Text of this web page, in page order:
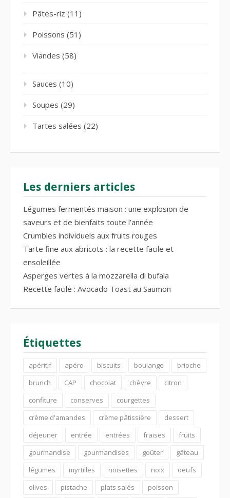
Pâtes-riz (11)
Poissons (51)
Viandes (58)
Sauces (10)
Soupes (29)
Tartes salées (22)
Les derniers articles
Légumes fermentés maison : une explosion de
saveurs et de bienfaits toute l’année
Crumbles individuels aux fruits rouges
Tarte fine aux abricots : la recette facile et
ensoleillée
Asperges vertes à la mozzarella di bufala
Recette facile : Avocado Toast au Saumon
Étiquettes
apéritif apéro biscuits boulange
brioche
brunch
CAP chocolat chèvre
citron
confiture
conserves
courgettes
crème d'amandes
crème pâtissière
dessert
déjeuner
entrée entrées fraises
fruits
gourmandise
gourmandises goûter
gâteau
légumes
myrtilles noisettes noix
oeufs
olives
pistache plats salés poisson